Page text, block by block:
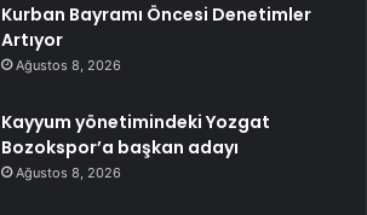
Kurban Bayramı Öncesi Denetimler
Artıyor
Ağustos 8, 2026
Kayyum yönetimindeki Yozgat
Bozokspor’a başkan adayı
Ağustos 8, 2026